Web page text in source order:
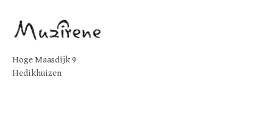
Hoge Maasdijk 9
Hedikhuizen